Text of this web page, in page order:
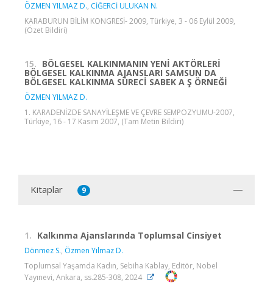
ÖZMEN YILMAZ D., CİĞERCİ ULUKAN N.
KARABURUN BİLİM KONGRESİ- 2009, Türkiye, 3 - 06 Eylül 2009,
(Özet Bildiri)
15. BÖLGESEL KALKINMANIN YENİ AKTÖRLERİ
BÖLGESEL KALKINMA AJANSLARI SAMSUN DA
BÖLGESEL KALKINMA SÜRECİ SABEK A Ş ÖRNEĞİ
ÖZMEN YILMAZ D.
1. KARADENİZDE SANAYİLEŞME VE ÇEVRE SEMPOZYUMU-2007,
Türkiye, 16 - 17 Kasım 2007, (Tam Metin Bildiri)
Kitaplar 9
1. Kalkınma Ajanslarında Toplumsal Cinsiyet
Dönmez S., Özmen Yılmaz D.
Toplumsal Yaşamda Kadın, Sebiha Kablay, Editör, Nobel
Yayınevi, Ankara, ss.285-308, 2024